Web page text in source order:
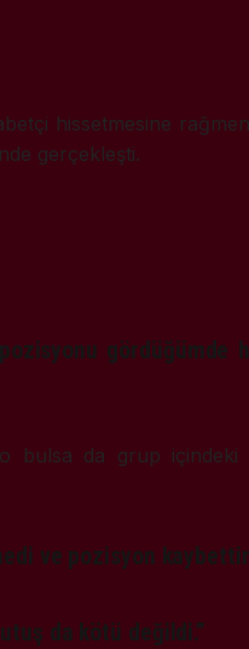
hissetmesine
gerçekleşti.
gördüğümde
bulsa da grup içindeki
ve pozisyon
da kötü değildi.”